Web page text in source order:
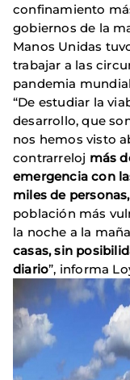
confinamiento
gobiernos de la
Manos Unidas
trabajar a las
pandemia
“De estudiar la
desarrollo, que
nos hemos visto
contrarreloj más
emergencia con
miles de personas,
población más
la noche a la
casas, sin
diario”, informa